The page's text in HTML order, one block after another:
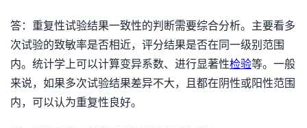
答：重复性试验结果一致性的判断需要综合分析。主要看多
次试验的致敏率是否相近，评分结果是否在同一级别范围
内。统计学上可以计算变异系数、进行显著性检验等。一般
来说，如果多次试验结果差异不大，且都在阴性或阳性范围
内，可以认为重复性良好。